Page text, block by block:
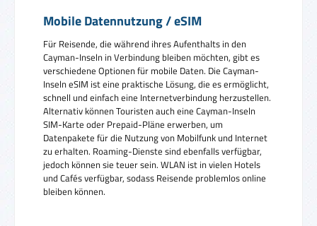
Mobile Datennutzung / eSIM
Für Reisende, die während ihres Aufenthalts in den
Cayman-Inseln in Verbindung bleiben möchten, gibt es
verschiedene Optionen für mobile Daten. Die Cayman-
Inseln eSIM ist eine praktische Lösung, die es ermöglicht,
schnell und einfach eine Internetverbindung herzustellen.
Alternativ können Touristen auch eine Cayman-Inseln
SIM-Karte oder Prepaid-Pläne erwerben, um
Datenpakete für die Nutzung von Mobilfunk und Internet
zu erhalten. Roaming-Dienste sind ebenfalls verfügbar,
jedoch können sie teuer sein. WLAN ist in vielen Hotels
und Cafés verfügbar, sodass Reisende problemlos online
bleiben können.